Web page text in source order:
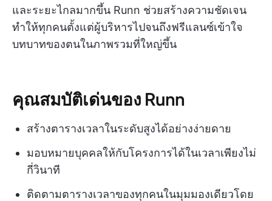
และระยะไกลมากขึ้น Runn ช่วยสร้างความชัดเจน
ทำให้ทุกคนตั้งแต่ผู้บริหารไปจนถึงฟรีแลนซ์เข้าใจ
บทบาทของตนในภาพรวมที่ใหญ่ขึ้น
คุณสมบัติเด่นของ Runn
สร้างตารางเวลาในระดับสูงได้อย่างง่ายดาย
มอบหมายบุคคลให้กับโครงการได้ในเวลาเพียงไม่
กี่วินาที
ติดตามตารางเวลาของทุกคนในมุมมองเดียวโดย